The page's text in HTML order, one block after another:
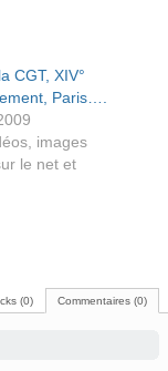
CGT, XIV°
Paris….
images
le net et
Commentaires (0)
(0)